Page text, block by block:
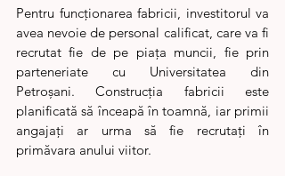
Pentru funcționarea fabricii, investitorul va
avea nevoie de personal calificat, care va fi
recrutat fie de pe piața muncii, fie prin
parteneriate cu Universitatea din
Petroșani. Construcția fabricii este
planificată să înceapă în toamnă, iar primii
angajați ar urma să fie recrutați în
primăvara anului viitor.